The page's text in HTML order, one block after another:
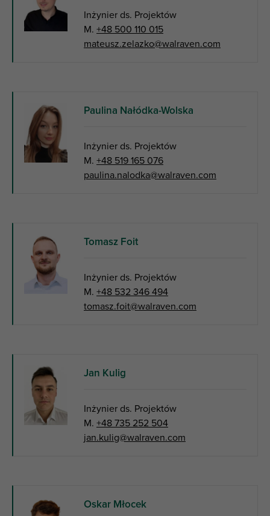
Inżynier ds. Projektów
M. +48 500 110 015
mateusz.zelazko@walraven.com
Paulina Nałódka-Wolska
Inżynier ds. Projektów
M. +48 519 165 076
paulina.nalodka@walraven.com
Tomasz Foit
Inżynier ds. Projektów
M. +48 532 346 494
tomasz.foit@walraven.com
Jan Kulig
Inżynier ds. Projektów
M. +48 735 252 504
jan.kulig@walraven.com
Oskar Młocek